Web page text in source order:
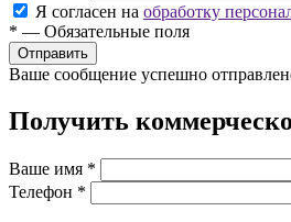
Я согласен на обработку
* — Обязательные поля
Ваше сообщение успешно
Получить
Ваше имя *
Телефон *